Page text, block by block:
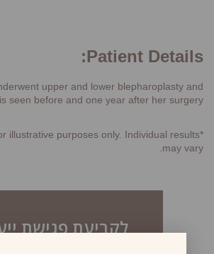
Patient Details:
upper and lower blepharoplasty and
is seen before and one year after her surgery.
illustrative purposes only. Individual results
may vary.
לקביעת פגישת